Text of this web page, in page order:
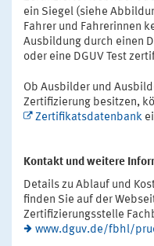
ein Siegel (siehe
Fahrer und Fahrerinnen
Ausbildung durch einen
oder eine DGUV Test
Ob Ausbilder und
Zertifizierung besitzen,
Zertifikatsdatenbank
Kontakt und weitere
Details zu Ablauf und
finden Sie auf der
Zertifizierungsstelle
www.dguv.de/fbhl/